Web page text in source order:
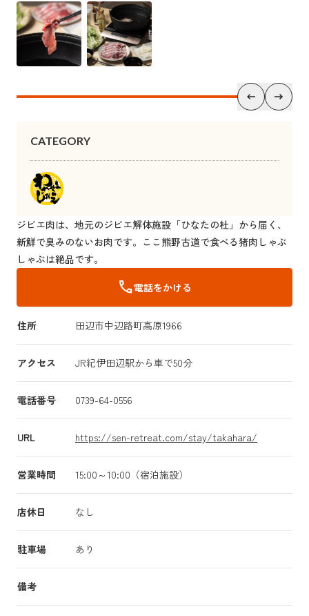
CATEGORY
ジビエ肉は、地元のジビエ解体施設「ひなたの杜」から届く、
新鮮で臭みのないお肉です。ここ熊野古道で食べる猪肉しゃぶ
しゃぶは絶品です。
call電話をかける
住所 田辺市中辺路町高原1966
アクセス JR紀伊田辺駅から車で50分
電話番号 0739-64-0556
URL https://sen-retreat.com/stay/takahara/
営業時間 15:00～10:00（宿泊施設）
店休日 なし
駐車場 あり
備考